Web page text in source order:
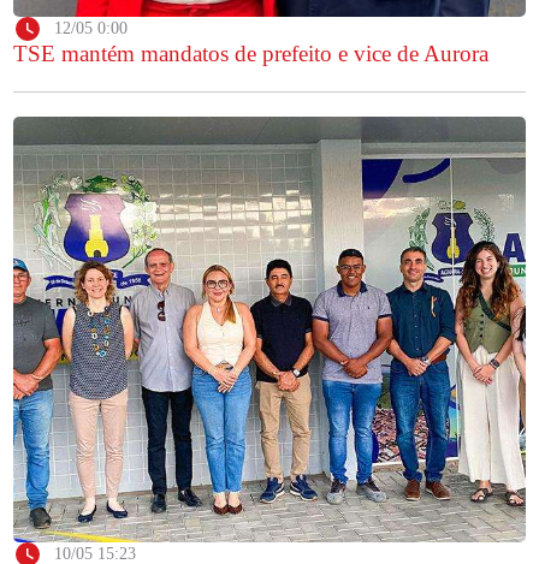
12/05 0:00
TSE mantém mandatos de prefeito e vice de Aurora
10/05 15:23